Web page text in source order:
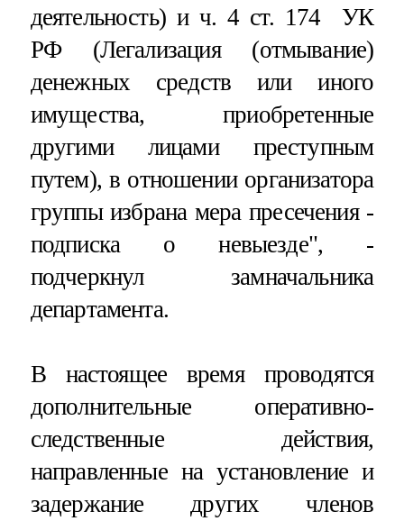
деятельность) и ч. 4 ст. 174 УК
РФ (Легализация (отмывание)
денежных средств или иного
имущества, приобретенные
другими лицами преступным
путем), в отношении организатора
группы избрана мера пресечения -
подписка о невыезде", -
подчеркнул замначальника
департамента.
В настоящее время проводятся
дополнительные оперативно-
следственные действия,
направленные на установление и
задержание других членов